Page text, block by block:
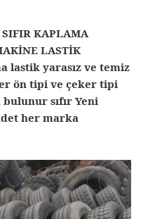
KAPLAMA
LASTİK
lastik yarasız ve temiz
ön tipi ve çeker tipi
sıfır Yeni
her marka